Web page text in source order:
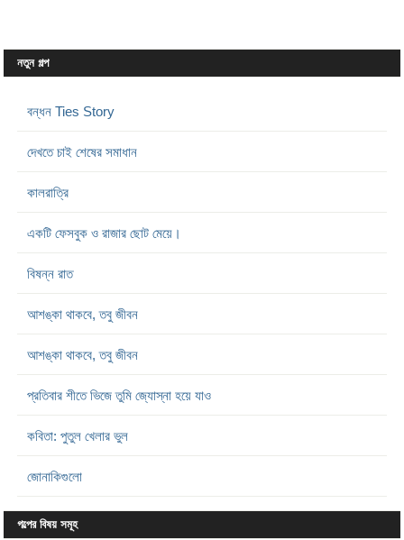
নতুন গল্প
বন্ধন Ties Story
দেখতে চাই শেষের সমাধান
কালরাত্রি
একটি ফেসবুক ও রাজার ছোট মেয়ে।
বিষন্ন রাত
আশঙ্কা থাকবে, তবু জীবন
আশঙ্কা থাকবে, তবু জীবন
প্রতিবার শীতে ভিজে তুমি জ্যোস্না হয়ে যাও
কবিতা: পুতুল খেলার ভুল
জোনাকিগুলো
গল্পের বিষয় সমূহ